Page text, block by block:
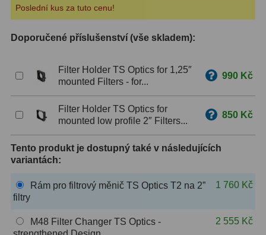
Měřící, s mřížkou6
Ostatní30
Doplňky
Filtry182
Sluneční
CLS a UHC18
Poslední kus za tuto cenu!
Doporučené příslušenství (vše skladem):
Filter Holder TS Optics for 1,25″
mounted Filters - for...
990 Kč
Filter Holder TS Optics for
mounted low profile 2″ Filters...
850 Kč
Tento produkt je dostupný také v následujících
variantách:
Rám pro filtrový měnič TS Optics T2 na 2”
filtry
1 760 Kč
M48 Filter Changer TS Optics -
2 555 Kč